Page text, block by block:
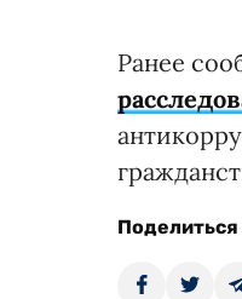
Ранее
Поделиться